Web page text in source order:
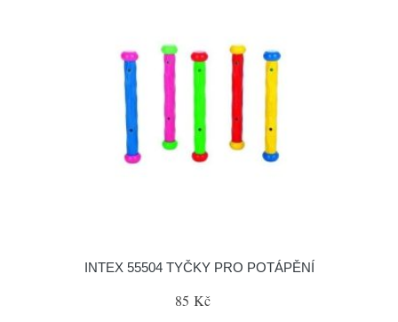
INTEX 55504 TYČKY PRO POTÁPĚNÍ
85 Kč